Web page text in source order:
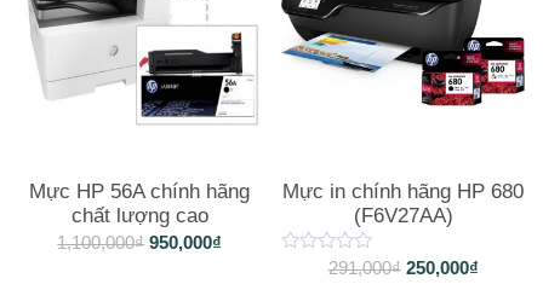
Mực HP 56A chính hãng
chất lượng cao
1,100,000₫ 950,000₫
Mực in chính hãng HP 680
(F6V27AA)
291,000₫ 250,000₫